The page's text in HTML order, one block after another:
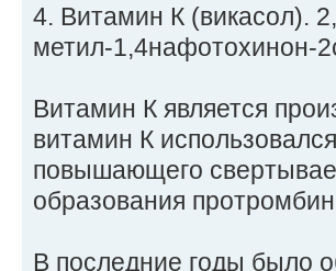
4. Витамин К (викасол).
метил-1,4нафотохинон-
Витамин К является
витамин К
повышающего
образования
В последние годы было